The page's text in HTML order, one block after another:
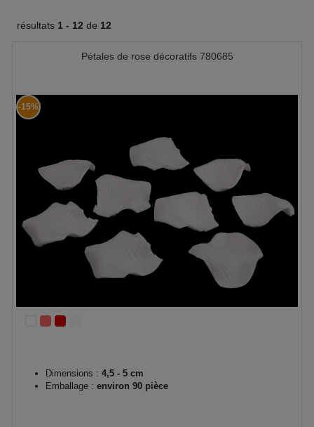
résultats 1 - 12 de 12
Pétales de rose décoratifs 780685
-15%
Dimensions : 4,5 - 5 cm
Emballage : environ 90 pièce